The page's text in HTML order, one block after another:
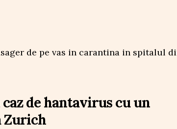
de hantavirus cu un
Zurich